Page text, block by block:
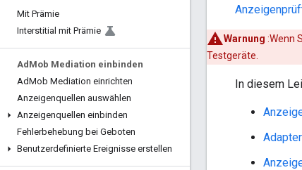
Mit Prämie
Interstitial mit Prämie
Ad Mob Mediation einbinden
AdMob Mediation einrichten
Anzeigenquellen auswählen
Anzeigenquellen einbinden
Fehlerbehebung bei Geboten
Benutzerdefinierte Ereignisse erstellen
Warnung :Wenn
Testgeräte.
In diesem